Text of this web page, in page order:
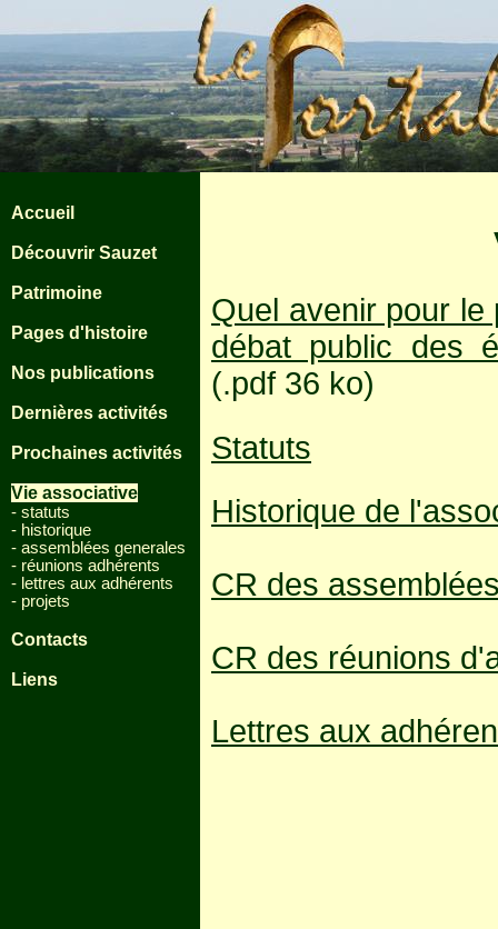
Accueil
Découvrir Sauzet
Patrimoine
Pages d'histoire
Nos publications
Dernières activités
Prochaines activités
Vie associative
- statuts
- historique
- assemblées generales
- réunions adhérents
- lettres aux adhérents
- projets
Contacts
Liens
Quel avenir pour le
débat public des
(.pdf 36 ko)
Statuts
Historique de
CR des
CR des réunions
Lettres aux